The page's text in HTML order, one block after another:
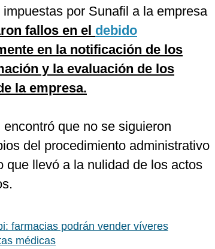
por Sunafil a la empresa
fallos en el debido
en la notificación de los
y la evaluación de los
la empresa.
que no se siguieron
del procedimiento administrativo
que llevó a la nulidad de los actos
farmacias podrán vender víveres
médicas